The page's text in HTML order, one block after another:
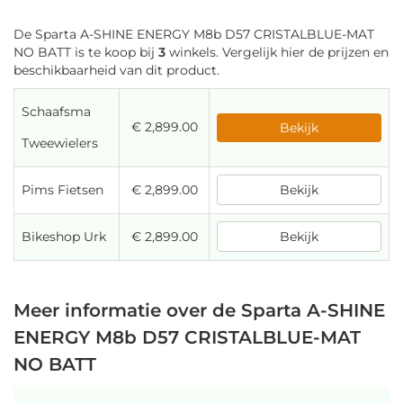
De Sparta A-SHINE ENERGY M8b D57 CRISTALBLUE-MAT
NO BATT is te koop bij 3 winkels. Vergelijk hier de prijzen en
beschikbaarheid van dit product.
Schaafsma
Tweewielers
€ 2,899.00 Bekijk
Pims Fietsen € 2,899.00 Bekijk
Bikeshop Urk € 2,899.00 Bekijk
Meer informatie over de Sparta A-SHINE
ENERGY M8b D57 CRISTALBLUE-MAT
NO BATT